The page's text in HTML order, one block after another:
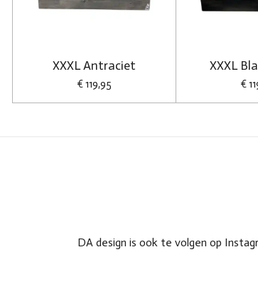
XXXL Antraciet
€ 119,95
XXXL
€
DA design is ook te volgen op